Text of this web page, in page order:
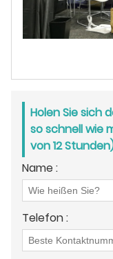
Holen Sie sich
so schnell wie
von 12
Name :
Telefon :